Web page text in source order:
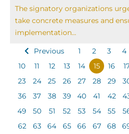
The signatory organizations
take concrete measures and
implementation...
Previous 1 2 3 4
10
11 12 13 14 15 16
23
24 25 26 27 28 29
36
37 38 39 40 41 42
49
50 51 52 53 54 55
62
63 64 65 66 67 68